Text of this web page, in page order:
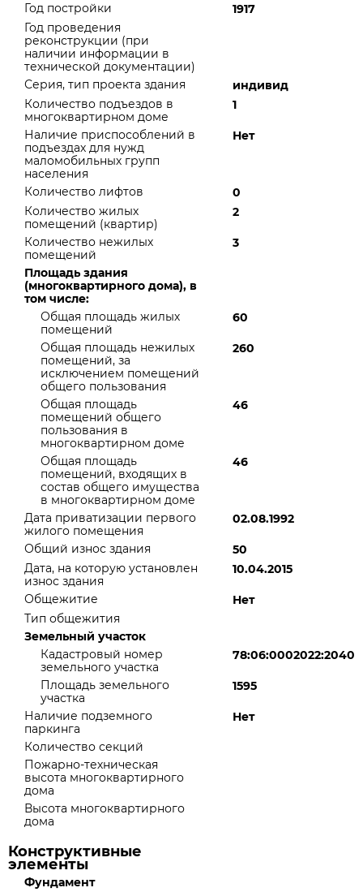
Год постройки
1917
Год проведения
реконструкции (при
наличии информации в
технической документации)
Серия, тип проекта здания
индивид
Количество подъездов в
многоквартирном доме
1
Наличие приспособлений в
подъездах для нужд
маломобильных групп
населения
Нет
Количество лифтов
0
Количество жилых
помещений (квартир)
2
Количество нежилых
помещений
3
Площадь здания
(многоквартирного дома), в
том числе:
Общая площадь жилых
помещений
60
Общая площадь нежилых
помещений, за
исключением помещений
общего пользования
260
Общая площадь
помещений общего
пользования в
многоквартирном доме
46
Общая площадь
помещений, входящих в
состав общего имущества
в многоквартирном доме
46
Дата приватизации первого
жилого помещения
02.08.1992
Общий износ здания
50
Дата, на которую установлен
износ здания
10.04.2015
Общежитие
Нет
Тип общежития
Земельный участок
Кадастровый номер
земельного участка
78:06:0002022:2040
Площадь земельного
участка
1595
Наличие подземного
паркинга
Нет
Количество секций
Пожарно-техническая
высота многоквартирного
дома
Высота многоквартирного
дома
Конструктивные
элементы
Фундамент